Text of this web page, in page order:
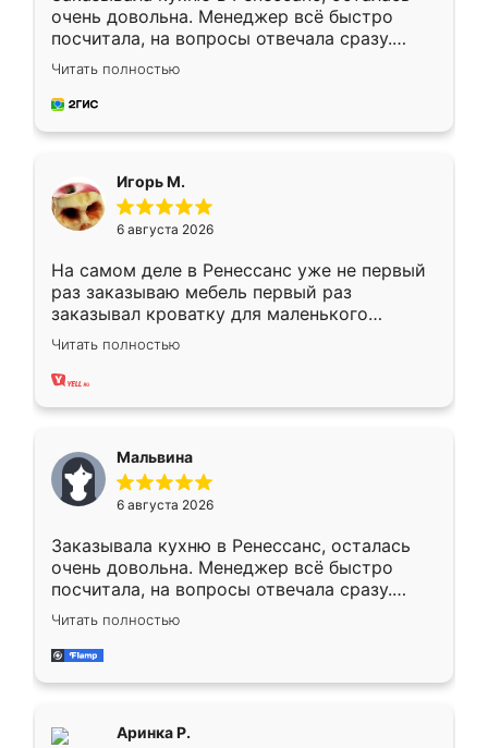
очень довольна. Менеджер всё быстро
посчитала, на вопросы отвечала сразу.
Замерщик приехал в субботу, подошёл к
делу со всей ответственностью. Собрали
за день, ребята работали аккуратно, даже
Читать полностью
Игорь М.
6 августа 2026
На самом деле в Ренессанс уже не первый
раз заказываю мебель первый раз
заказывал кроватку для маленького
ребёнка при его рождении ,во второй раз
заказал шкаф-купе. По качеству очень
хорошее сборка достаточно быстрая,
меньше, здесь же он более разнообразный.
Мне нравится ,если что-то потребуется из
мебели буду заказывать только здесь.
Читать полностью
Мальвина
6 августа 2026
Заказывала кухню в Ренессанс, осталась
очень довольна. Менеджер всё быстро
посчитала, на вопросы отвечала сразу.
Замерщик приехал в субботу, подошёл к
делу со всей ответственностью. Собрали
за день, ребята работали аккуратно, даже
Читать полностью
Аринка Р.